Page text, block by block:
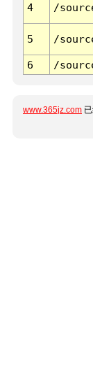
4 /
5 /
6 /
www.365jz.com